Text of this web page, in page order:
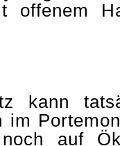
offenem
kann
im
auf